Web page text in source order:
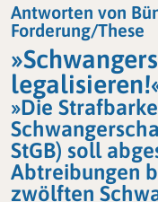
Antworten von
Forderung/These
»Die
StGB) soll
Abtreibungen
zwölften